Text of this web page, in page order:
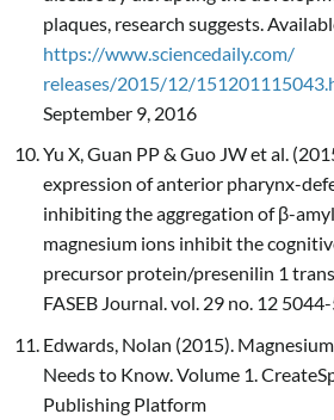
plaques, research suggests.
https://www.sciencedaily.com/
releases/2015/12/
September 9, 2016
Yu X, Guan PP & Guo JW et al.
expression of anterior pharynx-
inhibiting the aggregation of β-
magnesium ions inhibit the
precursor protein/presenilin 1
FASEB Journal. vol. 29 no. 12
Edwards, Nolan (2015).
Needs to Know. Volume 1.
Publishing Platform